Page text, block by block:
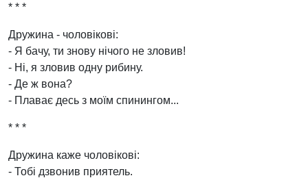
* * *
Дружина - чоловікові:
- Я бачу, ти знову нічого не зловив!
- Ні, я зловив одну рибину.
- Де ж вона?
- Плаває десь з моїм спинингом...
* * *
Дружина каже чоловікові:
- Тобі дзвонив приятель.